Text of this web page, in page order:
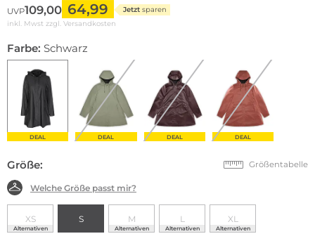
UVP109,00 64,99 Jetzt sparen
inkl. Mwst zzgl. Versandkosten
Farbe: Schwarz
DEAL DEAL DEAL DEAL
Größe: Größentabelle
Welche Größe passt mir?
XS
Alternativen
S M
Alternativen
L
Alternativen
XL
Alternativen